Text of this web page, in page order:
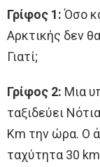
Γρίφος 1:Όσο
Αρκτικής δεν
Γιατί;
Γρίφος 2: Μια
ταξιδεύει
Km την ώρα. Ο
ταχύτητα 30